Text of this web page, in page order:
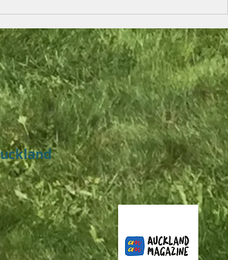
預防和治愈皮膚疾病和癌
症，“恢復细胞活动生理環境的
纯自然中草藥科学创新配方”，
H-Force© 系列